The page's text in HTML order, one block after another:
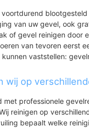
van uw gevel, ook
of gevel reinigen door
van tevoren eerst
vaststellen:
wij op
met professionele
reinigen op
bepaalt welke